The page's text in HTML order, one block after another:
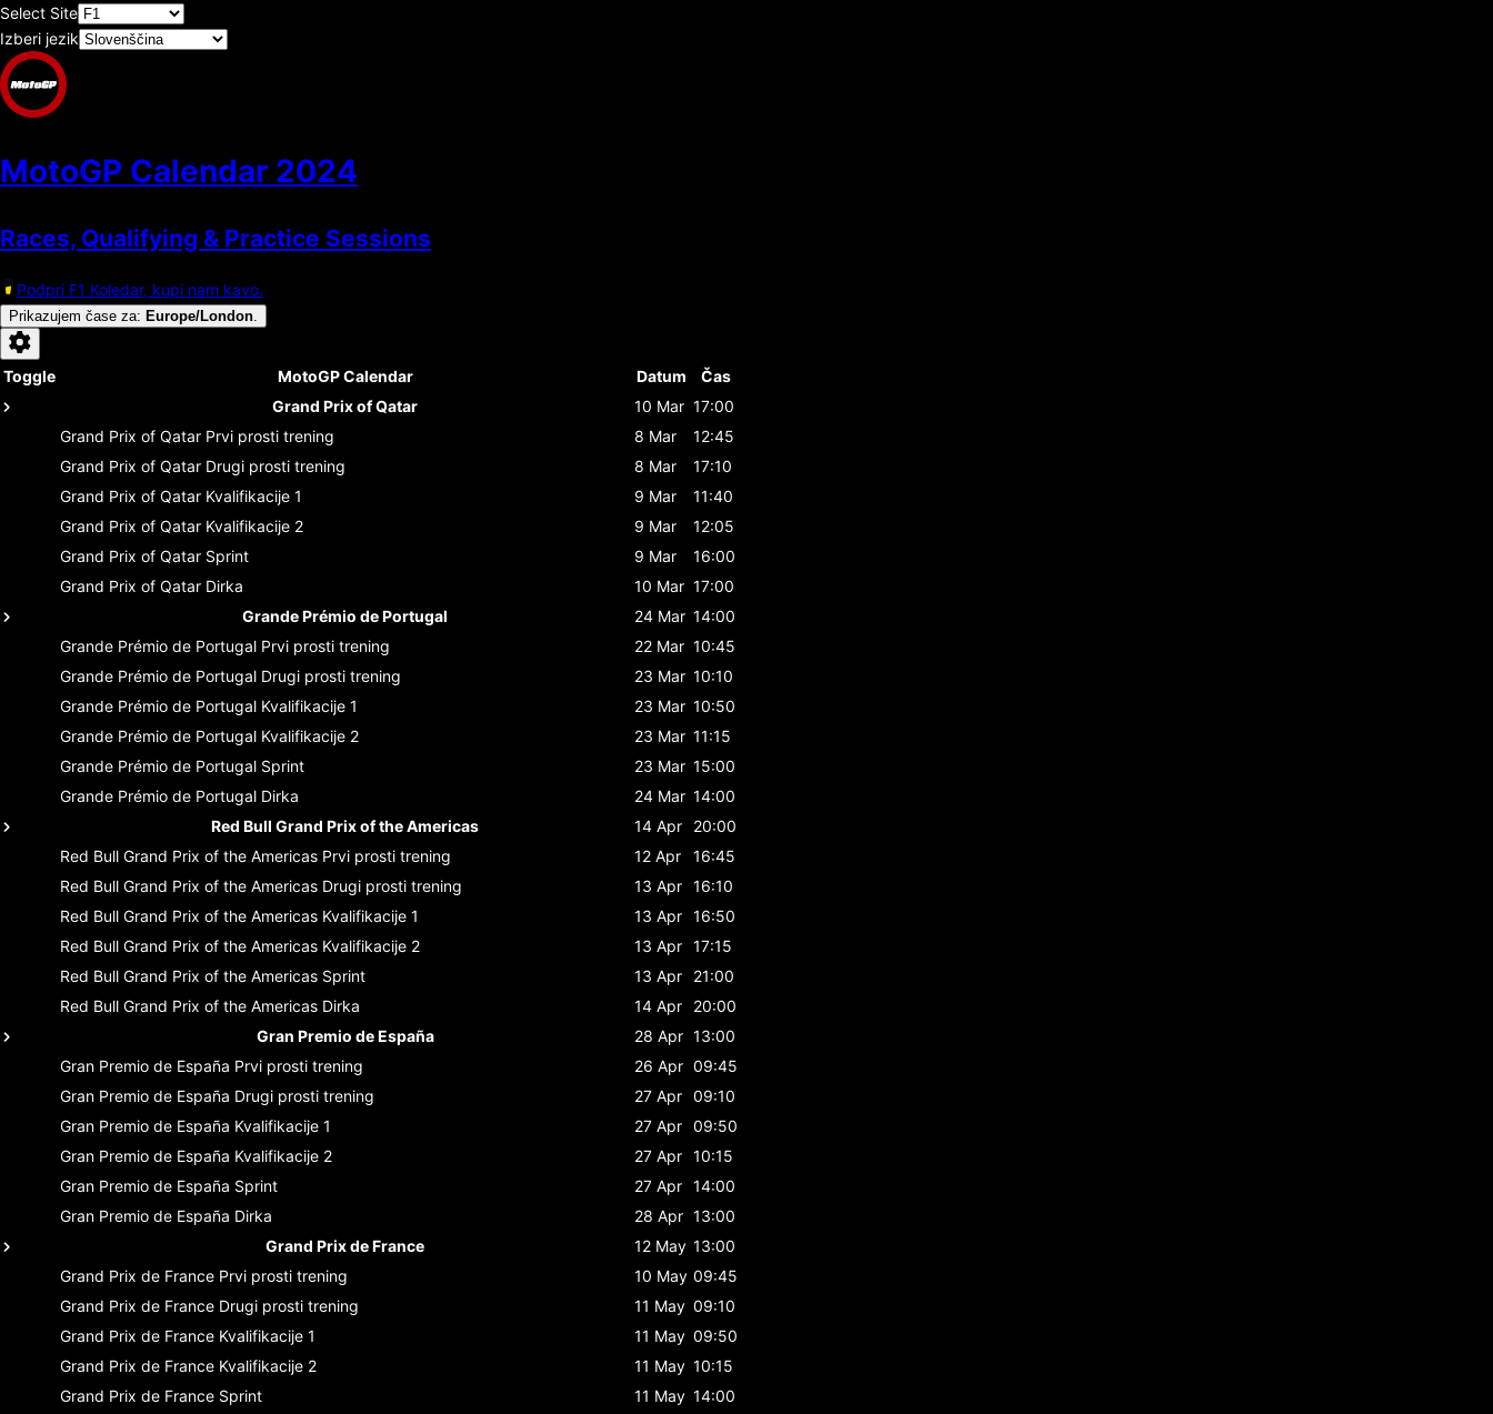
Select Site
Izberi jezik
MotoGP Calendar 2024
Races, Qualifying & Practice Sessions
Podpri F1 Koledar, kupi nam kavo.
Prikazujem čase za: Europe/London
Toggle MotoGP Calendar Datum
Čas
Grand Prix of Qatar
10 Mar 17:00
Grand Prix of Qatar Prvi prosti trening 8 Mar
12:45
Grand Prix of Qatar Drugi prosti trening 8 Mar
17:10
Grand Prix of Qatar Kvalifikacije 1 9 Mar
11:40
Grand Prix of Qatar Kvalifikacije 2 9 Mar
12:05
Grand Prix of Qatar Sprint 9 Mar
16:00
Grand Prix of Qatar Dirka 10 Mar 17:00
Grande Prémio de Portugal
24 Mar 14:00
Grande Prémio de Portugal Prvi prosti trening 22 Mar 10:45
Grande Prémio de Portugal Drugi prosti trening 23 Mar 10:10
Grande Prémio de Portugal Kvalifikacije 1 23 Mar 10:50
Grande Prémio de Portugal Kvalifikacije 2 23 Mar 11:15
Grande Prémio de Portugal Sprint 23 Mar 15:00
Grande Prémio de Portugal Dirka 24 Mar 14:00
Red Bull Grand Prix of the Americas
14 Apr
20:00
Red Bull Grand Prix of the Americas Prvi prosti trening 12 Apr
16:45
Red Bull Grand Prix of the Americas Drugi prosti trening 13 Apr 16:10
Red Bull Grand Prix of the Americas Kvalifikacije 1 13 Apr 16:50
Red Bull Grand Prix of the Americas Kvalifikacije 2 13 Apr 17:15
Red Bull Grand Prix of the Americas Sprint 13 Apr
21:00
Red Bull Grand Prix of the Americas Dirka 14 Apr
20:00
Gran Premio de España
28 Apr 13:00
Gran Premio de España Prvi prosti trening 26 Apr 09:45
Gran Premio de España Drugi prosti trening 27 Apr 09:10
Gran Premio de España Kvalifikacije 1 27 Apr 09:50
Gran Premio de España Kvalifikacije 2 27 Apr 10:15
Gran Premio de España Sprint 27 Apr 14:00
Gran Premio de España Dirka 28 Apr 13:00
Grand Prix de France
12 May 13:00
Grand Prix de France Prvi prosti trening 10 May 09:45
Grand Prix de France Drugi prosti trening 11 May 09:10
Grand Prix de France Kvalifikacije 1 11 May 09:50
Grand Prix de France Kvalifikacije 2 11 May 10:15
Grand Prix de France Sprint 11 May 14:00